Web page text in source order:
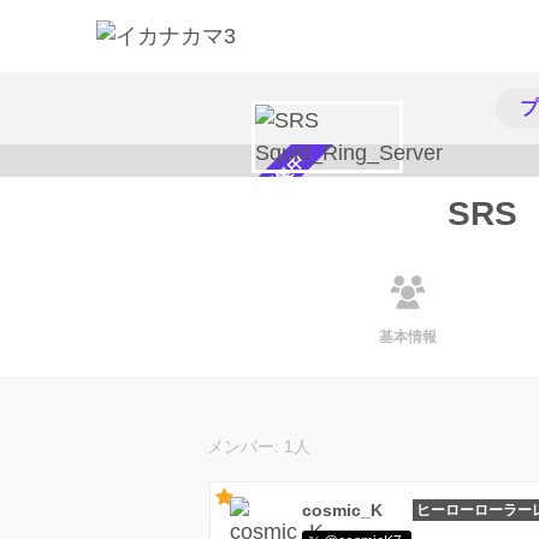
メンバー募集中 SRS
基本情報
メンバー: 1人
cosmic_K
ヒーローローラー